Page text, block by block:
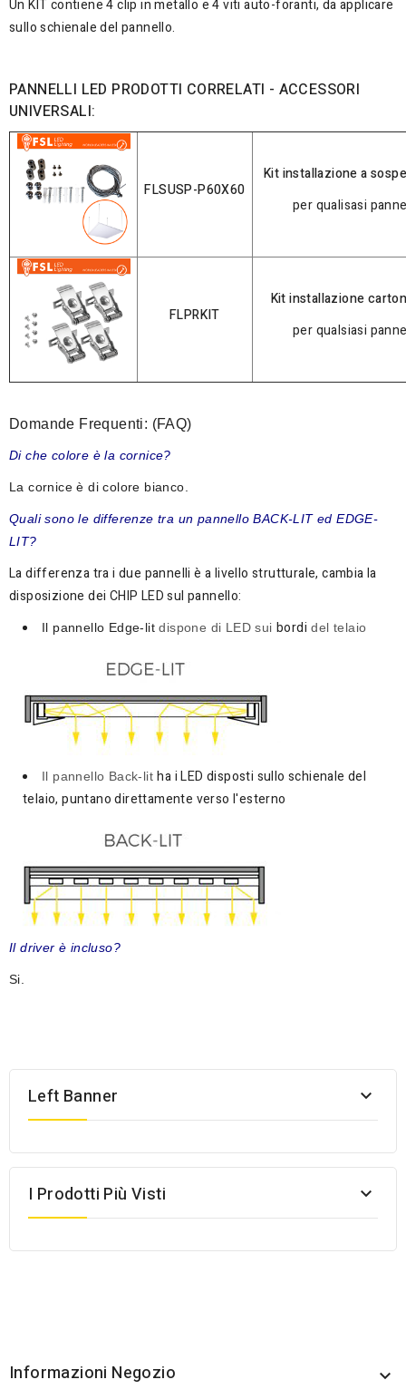
Un KIT contiene 4 clip in metallo e 4 viti auto-foranti, da applicare
sullo schienale del pannello.
PANNELLI LED PRODOTTI CORRELATI - ACCESSORI
UNIVERSALI:
FLSUSP-P60X60
Kit installazione a
per qualisasi
FLPRKIT
Kit installazione
per qualsiasi
Domande Frequenti: (FAQ)
Di che colore è la cornice?
La cornice è di colore bianco.
Quali sono le differenze tra un pannello BACK-LIT ed EDGE-
LIT?
La differenza tra i due pannelli è a livello strutturale, cambia la
disposizione dei CHIP LED sul pannello:
Il pannello Edge-lit dispone di LED sui bordi del telaio
Il pannello Back-lit ha i LED disposti sullo schienale del
telaio, puntano direttamente verso l'esterno
Il driver è incluso?
Si.
Left Banner 
I Prodotti Più Visti 
Informazioni Negozio 